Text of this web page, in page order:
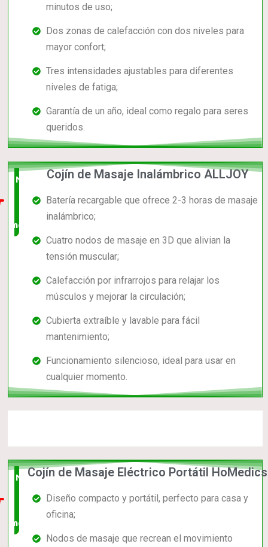
minutos de uso;
Dos zonas de calefacción con dos niveles para
mayor confort;
Tres intensidades ajustables para diferentes
niveles de fatiga;
Garantía de un año, ideal como regalo para seres
queridos.
Nuevo
en el
mercado
Cojín de Masaje Inalámbrico ALLJOY
Batería recargable que ofrece 2-3 horas de masaje
inalámbrico;
Cuatro nodos de masaje en 3D que alivian la
tensión muscular;
Calefacción por infrarrojos para relajar los
músculos y mejorar la circulación;
Cubierta extraíble y lavable para fácil
mantenimiento;
Funcionamiento silencioso, ideal para usar en
cualquier momento.
Nuevo
en el
mercado
Cojín de Masaje Eléctrico Portátil HoMedics
Diseño compacto y portátil, perfecto para casa y
oficina;
Nodos de masaje que recrean el movimiento